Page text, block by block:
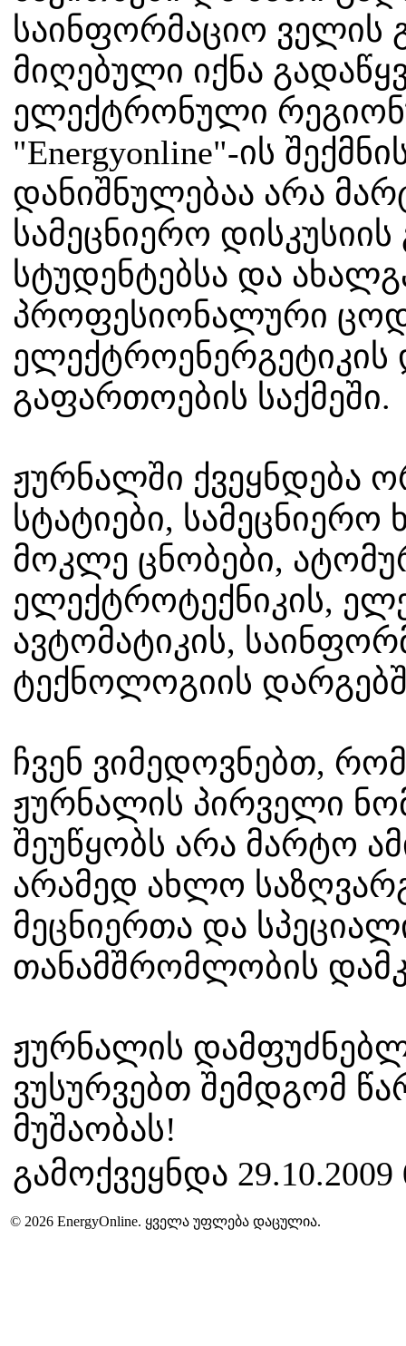
საინფორმაციო ველის
მიღებული იქნა
ელექტრონული
"Energyonline"-ის
დანიშნულებაა არა
სამეცნიერო
სტუდენტებსა და
პროფესიონალური
ელექტროენერგეტიკის
გაფართოების საქმეში.
ჟურნალში ქვეყნდება
სტატიები, სამეცნიერო
მოკლე ცნობები,
ელექტროტექნიკის,
ავტომატიკის,
ტექნოლოგიის
ჩვენ ვიმედოვნებთ,
ჟურნალის პირველი
შეუწყობს არა მარტო
არამედ ახლო
მეცნიერთა და
თანამშრომლობის
ჟურნალის
ვუსურვებთ შემდგომ
მუშაობას!
გამოქვეყნდა 29.10.2009
© 2026 EnergyOnline. ყველა უფლება დაცულია.